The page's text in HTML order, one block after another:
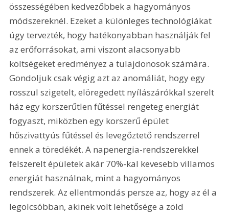
összességében kedvezőbbek a hagyományos
módszereknél. Ezeket a különleges technológiákat
úgy tervezték, hogy hatékonyabban használják fel
az erőforrásokat, ami viszont alacsonyabb
költségeket eredményez a tulajdonosok számára.
Gondoljuk csak végig azt az anomáliát, hogy egy
rosszul szigetelt, elöregedett nyílászárókkal szerelt
ház egy korszerűtlen fűtéssel rengeteg energiát
fogyaszt, miközben egy korszerű épület
hőszivattyús fűtéssel és levegőztető rendszerrel
ennek a töredékét. A napenergia-rendszerekkel
felszerelt épületek akár 70%-kal kevesebb villamos
energiát használnak, mint a hagyományos
rendszerek. Az ellentmondás persze az, hogy az él a
legolcsóbban, akinek volt lehetősége a zöld